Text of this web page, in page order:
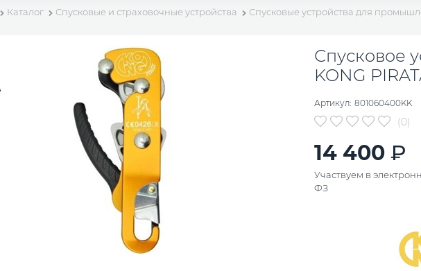
Каталог Спусковые и страховочные устройства Спусковые устройства для
Спусковое
KONG
Артикул: 801060400KK
(0)
14 400
Участвуем в
ФЗ